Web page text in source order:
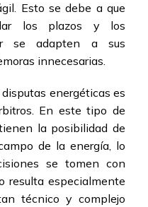
Esto se debe a que
los plazos y los
se adapten a sus
innecesarias.
energéticas es
En este tipo de
la posibilidad de
de la energía, lo
se tomen con
resulta especialmente
técnico y complejo